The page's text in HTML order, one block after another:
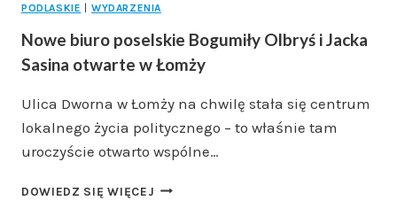
PODLASKIE | WYDARZENIA
Nowe biuro poselskie Bogumiły Olbryś i Jacka
Sasina otwarte w Łomży
Ulica Dworna w Łomży na chwilę stała się centrum
lokalnego życia politycznego – to właśnie tam
uroczyście otwarto wspólne…
DOWIEDZ SIĘ WIĘCEJ NOWE